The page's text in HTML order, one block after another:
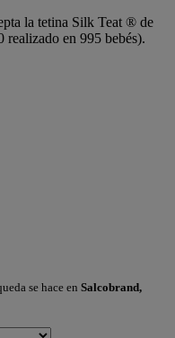
la tetina Silk Teat ® de
en 995 bebés).
se hace en Salcobrand,